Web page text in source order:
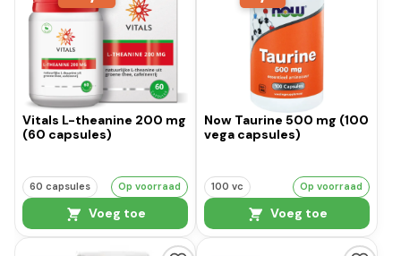
Vitals L-theanine 200 mg
(60 capsules)
60 capsules Op voorraad
Voeg toe
Now Taurine 500 mg (100
vega capsules)
100 vc Op voorraad
Voeg toe